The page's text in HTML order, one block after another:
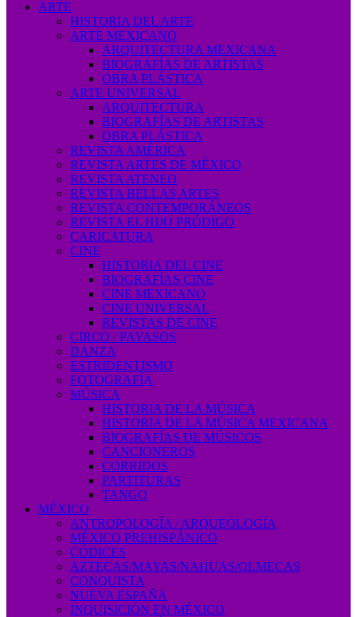
ARTE
HISTORIA DEL ARTE
ARTE MEXICANO
ARQUITECTURA MEXICANA
BIOGRAFÍAS DE ARTISTAS
OBRA PLÁSTICA
ARTE UNIVERSAL
ARQUITECTURA
BIOGRAFÍAS DE ARTISTAS
OBRA PLÁSTICA
REVISTA AMÉRICA
REVISTA ARTES DE MÉXICO
REVISTA ATENEO
REVISTA BELLAS ARTES
REVISTA CONTEMPORÁNEOS
REVISTA EL HIJO PRÓDIGO
CARICATURA
CINE
HISTORIA DEL CINE
BIOGRAFÍAS CINE
CINE MEXICANO
CINE UNIVERSAL
REVISTAS DE CINE
CIRCO / PAYASOS
DANZA
ESTRIDENTISMO
FOTOGRAFÍA
MÚSICA
HISTORIA DE LA MÚSICA
HISTORIA DE LA MÚSICA MEXICANA
BIOGRAFÍAS DE MÚSICOS
CANCIONEROS
CORRIDOS
PARTITURAS
TANGO
MÉXICO
ANTROPOLOGÍA / ARQUEOLOGÍA
MÉXICO PREHISPÁNICO
CÓDICES
AZTECAS/MAYAS/NAHUAS/OLMECAS
CONQUISTA
NUEVA ESPAÑA
INQUISICIÓN EN MÉXICO